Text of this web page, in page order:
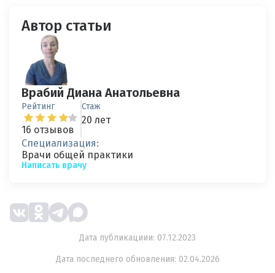
Автор статьи
Врабий Диана Анатольевна
Рейтинг
16 отзывов
Стаж
20 лет
Специализация:
Врачи общей практики
Написать врачу
Дата публикациии: 07.12.2023
Дата последнего обновления: 02.04.2026